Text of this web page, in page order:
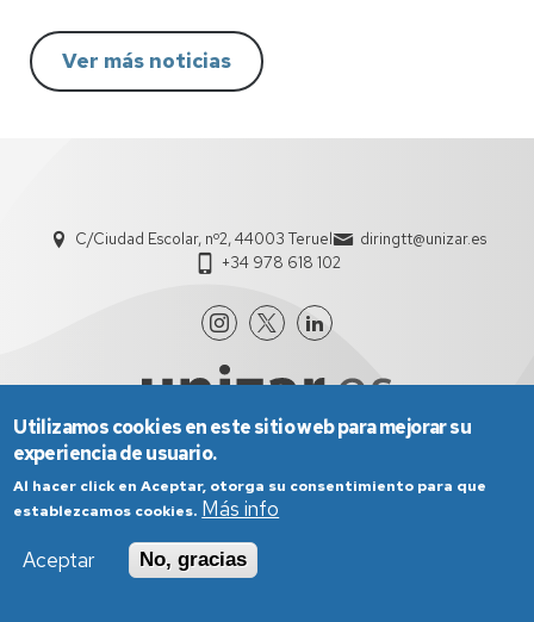
Ver más noticias
C/Ciudad Escolar, nº2, 44003 Teruel
diringtt@unizar.es
+34 978 618 102
Aviso Legal
Condiciones generales de uso
Política de Privacidad
Política de Cookies
Utilizamos cookies en este sitio web para mejorar su
experiencia de usuario.
Al hacer click en Aceptar, otorga su consentimiento para que
establezcamos cookies. Más info
Aceptar
No, gracias